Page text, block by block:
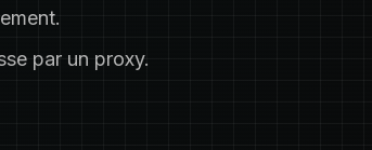
par un proxy.